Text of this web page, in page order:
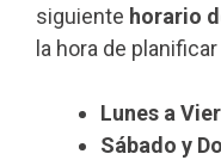
siguiente horario
la hora de
Lunes a
Sábado y